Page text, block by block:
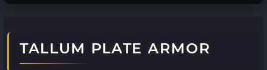
TALLUM PLATE ARMOR